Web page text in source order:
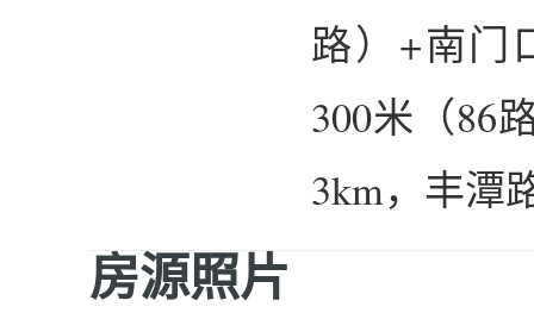
路）+南门
300米（86
3km，丰潭
房源照片